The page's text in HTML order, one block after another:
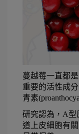
蔓越莓一直都
重要的活性成
青素
研究認為，A型
道上皮細胞有